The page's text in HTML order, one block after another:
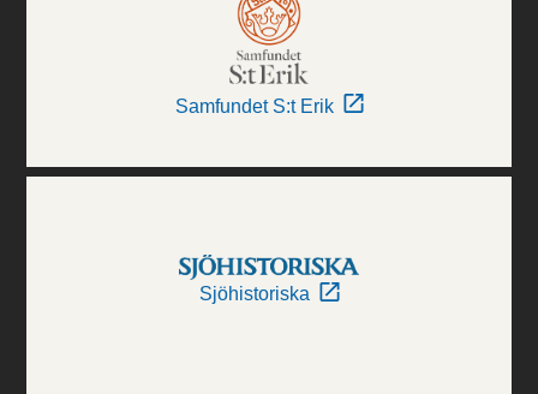
Samfundet S:t Erik
Sjöhistoriska